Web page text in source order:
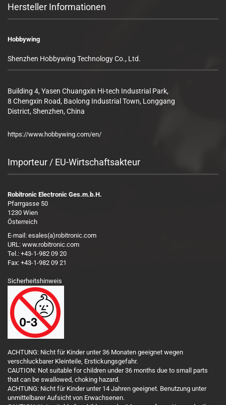
Hersteller Informationen
Hobbywing
Shenzhen Hobbywing Technology Co., Ltd.
Building 4, Yasen Chuangxin Hi-tech Industrial Park,
8 Chengxin Road, Baolong Industrial Town, Longgang
District, Shenzhen, China
https://www.hobbywing.com/en/
Importeur / EU-Wirtschaftsakteur
Robitronic Electronic Ges.m.b.H.
Pfarrgasse 50
1230 Wien
Österreich
E-mail: esales(a)robitronic.com
URL: www.robitronic.com
Tel.: +43-1-982 09 20
Fax: +43-1-982 09 21
Sicherheitshinweis
ACHTUNG: Nicht für Kinder unter 36 Monaten geeignet wegen
verschluckbarer Kleinteile, Erstickungsgefahr.
CAUTION: Not suitable for children under 36 months due to small parts
that can be swallowed, choking hazard.
ACHTUNG: Nicht für Kinder unter 14 Jahren geeignet. Benutzung unter
unmittelbarer Aufsicht von Erwachsenen.